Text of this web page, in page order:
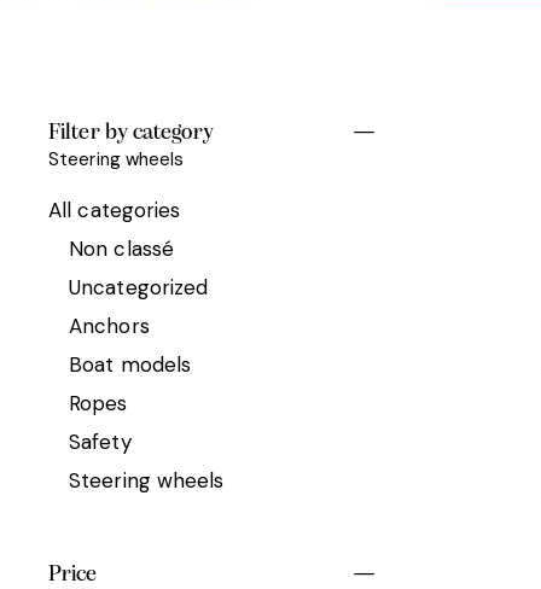
Filter by category
Steering wheels
All categories
Non classé
Uncategorized
Anchors
Boat models
Ropes
Safety
Steering wheels
Price